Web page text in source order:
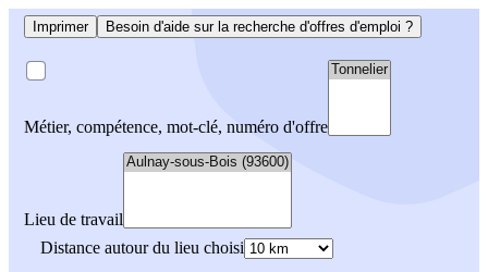
Imprimer Besoin d'aide sur la recherche d'offres d'emploi ?
Métier, compétence, mot-clé, numéro d'offre
Lieu de travail
Distance autour du lieu choisi